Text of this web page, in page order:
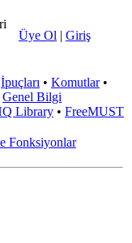
Üye Ol | Giriş
İpuçları • Komutlar•
Genel Bilgi
Library • FreeMUST
Fonksiyonlar